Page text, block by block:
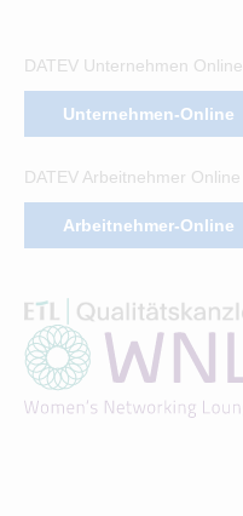
DATEV Unternehmen Online
Unternehmen-Online
DATEV Arbeitnehmer Online
Arbeitnehmer-Online